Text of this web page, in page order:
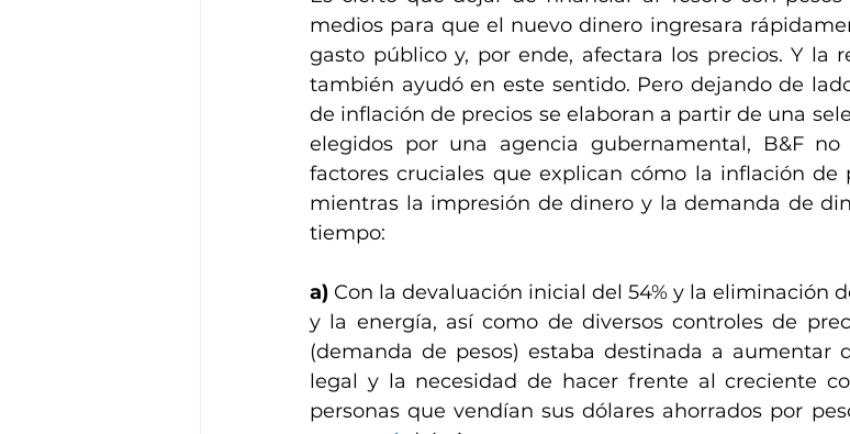
medios para que el nuevo dinero ingresara
gasto público y, por ende, afectara los precios. Y la
también ayudó en este sentido. Pero dejando de
de inflación de precios se elaboran a partir de una
elegidos por una agencia gubernamental, B&F
factores cruciales que explican cómo la inflación de
mientras la impresión de dinero y la demanda de
tiempo:
a) Con la devaluación inicial del 54% y la eliminación
y la energía, así como de diversos controles de
(demanda de pesos) estaba destinada a aumentar
legal y la necesidad de hacer frente al creciente